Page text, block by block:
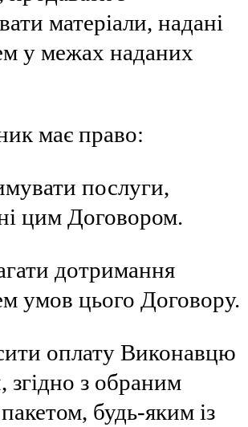
матеріали, надані
у межах наданих
має право:
послуги,
цим Договором.
дотримання
умов цього Договору.
оплату Виконавцю
згідно з обраним
будь-яким із